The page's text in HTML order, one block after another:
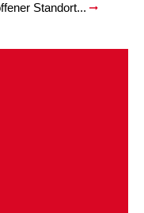
/
Standort...